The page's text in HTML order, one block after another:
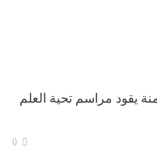
يقود مراسم تحية العلم